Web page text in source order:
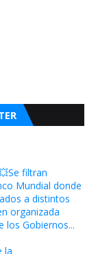
filtran
Mundial donde
a distintos
organizada
los Gobiernos...
la